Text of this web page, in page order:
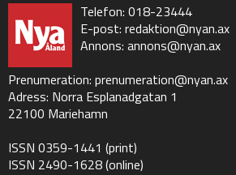
Telefon: 018-23444
E-post: redaktion@nyan.ax
Annons: annons@nyan.ax
Prenumeration: prenumeration@nyan.ax
Adress: Norra Esplanadgatan 1
22100 Mariehamn
ISSN 0359-1441 (print)
ISSN 2490-1628 (online)